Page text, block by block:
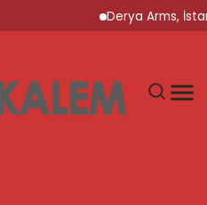
Derya Arms, İstanbul